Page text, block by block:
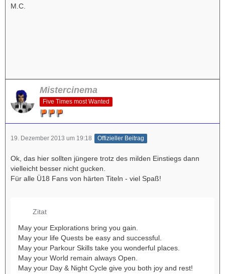
M.C.
Mistercinema
Five Times most Wanted
19. Dezember 2013 um 19:18 Offizieller Beitrag
Ok, das hier sollten jüngere trotz des milden Einstiegs dann
vielleicht besser nicht gucken.
Für alle Ü18 Fans von härten Titeln - viel Spaß!
Zitat
May your Explorations bring you gain.
May your life Quests be easy and successful.
May your Parkour Skills take you wonderful places.
May your World remain always Open.
May your Day & Night Cycle give you both joy and rest!